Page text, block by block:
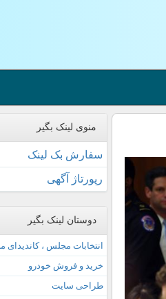
منوی لینک بگیر
سفارش بک لینک
رپورتاژ آگهی
دوستان لینک بگیر
انتخابات مجلس ،
خرید و فروش خودرو
طراحی سایت